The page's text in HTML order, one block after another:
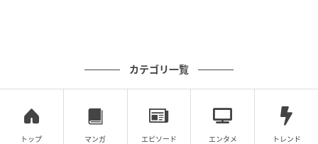
カテゴリ一覧
トップ マンガ エピソード エンタメ トレンド